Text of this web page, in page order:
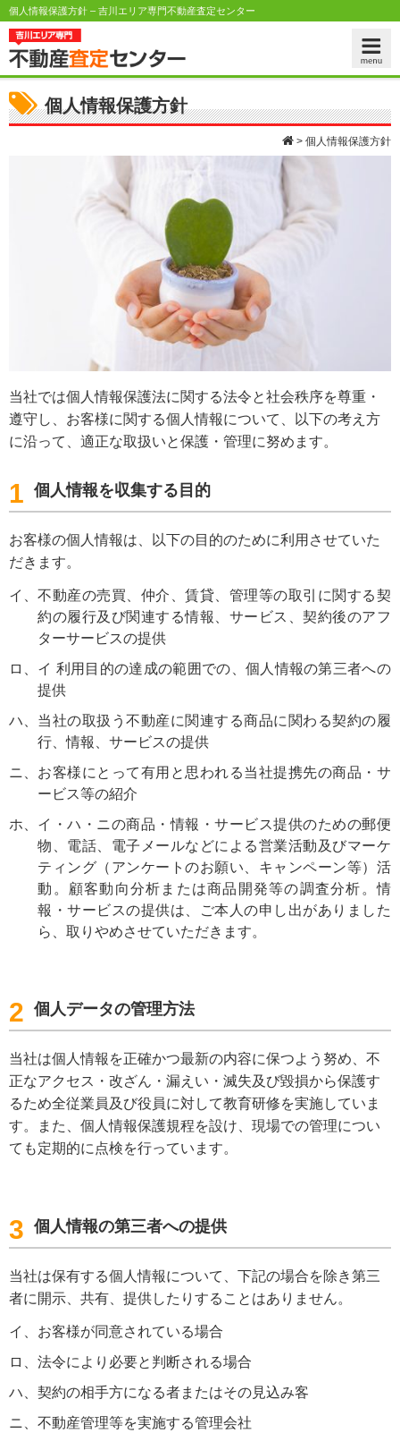
個人情報保護方針 – 吉川エリア専門不動産査定センター
個人情報保護方針
> 個人情報保護方針
当社では個人情報保護法に関する法令と社会秩序を尊重・
遵守し、お客様に関する個人情報について、以下の考え方
に沿って、適正な取扱いと保護・管理に努めます。
1 個人情報を収集する目的
お客様の個人情報は、以下の目的のために利用させていた
だきます。
イ
不動産の売買、仲介、賃貸、管理等の取引に関する契
約の履行及び関連する情報、サービス、契約後のアフ
ターサービスの提供
ロ
イ 利用目的の達成の範囲での、個人情報の第三者への
提供
ハ
当社の取扱う不動産に関連する商品に関わる契約の履
行、情報、サービスの提供
ニ
お客様にとって有用と思われる当社提携先の商品・サ
ービス等の紹介
ホ
イ・ハ・ニの商品・情報・サービス提供のための郵便
物、電話、電子メールなどによる営業活動及びマーケ
ティング（アンケートのお願い、キャンペーン等）活
動。顧客動向分析または商品開発等の調査分析。情
報・サービスの提供は、ご本人の申し出がありました
ら、取りやめさせていただきます。
2 個人データの管理方法
当社は個人情報を正確かつ最新の内容に保つよう努め、不
正なアクセス・改ざん・漏えい・滅失及び毀損から保護す
るため全従業員及び役員に対して教育研修を実施していま
す。また、個人情報保護規程を設け、現場での管理につい
ても定期的に点検を行っています。
3 個人情報の第三者への提供
当社は保有する個人情報について、下記の場合を除き第三
者に開示、共有、提供したりすることはありません。
イ
お客様が同意されている場合
ロ
法令により必要と判断される場合
ハ
契約の相手方になる者またはその見込み客
ニ
不動産管理等を実施する管理会社